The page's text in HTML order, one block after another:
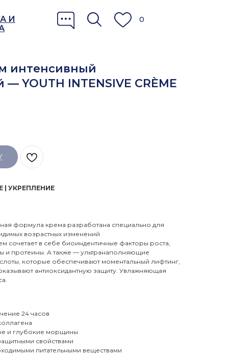
И
0
интенсивный
YOUTH INTENSIVE CRÈME
УКРЕПЛЕНИЕ
формула крема разработана специально для
возрастных изменений
сочетает в себе биоиндентичные факторы роста,
и протеины. А также — ультранаполняющие
которые обеспечивают моментальный лифтинг,
антиоксидантную защиту. Увлажняющая
24 часов
и глубокие морщины
свойствами
питательными веществами